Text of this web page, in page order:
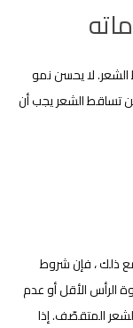
لا يحسن نمو
تساقط الشعر يجب أن
ذلك ، فإن شروط
الرأس الأقل أو عدم
المتقصّف. إذا